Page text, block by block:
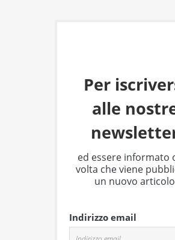
Per
alle
ed essere informato
volta che viene
un nuovo articolo
Indirizzo email